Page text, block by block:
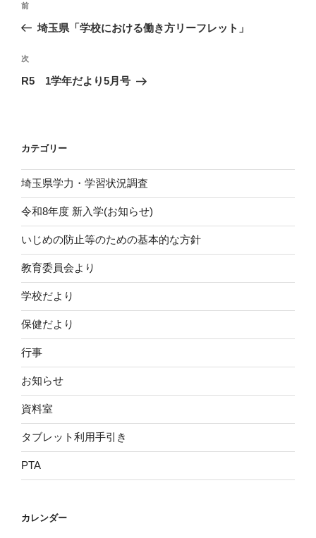
ビ
ゲ
ン
前
の
稿
前
埼玉県「学校における働き方リーフレット」
次
の
次
R5 1学年だより5月号
カテゴリー
埼玉県学力・学習状況調査
令和8年度 新入学(お知らせ)
いじめの防止等のための基本的な方針
教育委員会より
学校だより
保健だより
行事
お知らせ
資料室
タブレット利用手引き
PTA
カレンダー